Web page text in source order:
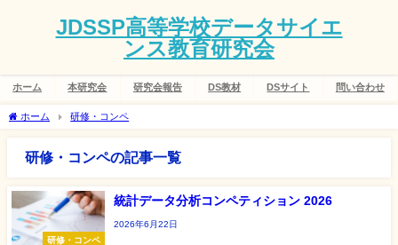
JDSSP高等学校データサイエ
ンス教育研究会
ホーム 本研究会 研究会報告 DS教材 DSサイト 問い合わせ
ホーム 研修・コンペ
研修・コンペの記事一覧
研修・コンペ
統計データ分析コンペティション 2026
2026年6月22日